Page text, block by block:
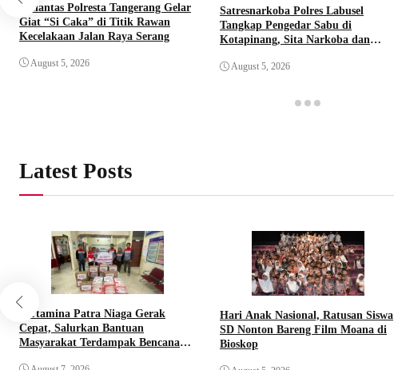
Satlantas Polresta Tangerang Gelar
Giat “Si Caka” di Titik Rawan
Kecelakaan Jalan Raya Serang
August 5, 2026
Satresnarkoba Polres Labusel
Tangkap Pengedar Sabu di
Kotapinang, Sita Narkoba dan
August 5, 2026
Latest Posts
Pertamina Patra Niaga Gerak
Cepat, Salurkan Bantuan
Masyarakat Terdampak Bencana
Hari Anak Nasional, Ratusan Siswa
SD Nonton Bareng Film Moana di
Bioskop